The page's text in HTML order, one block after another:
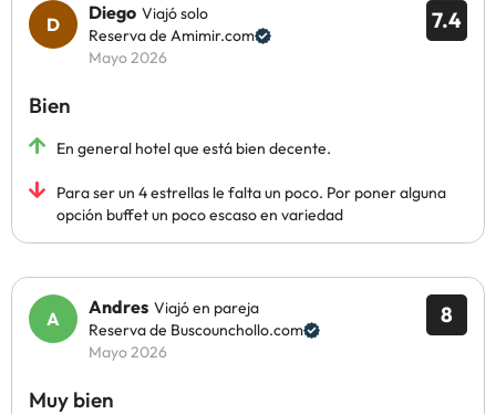
7.4
Diego Viajó solo
Reserva de Amimir.com
Mayo 2026
Bien
En general hotel que está bien decente.
Para ser un 4 estrellas le falta un poco. Por poner alguna
opción buffet un poco escaso en variedad
8
Andres Viajó en pareja
Reserva de Buscounchollo.com
Mayo 2026
Muy bien